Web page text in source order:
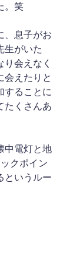
。笑
、息子がお
生がいた
り会えなく
会えたりと
することに
たくさんあ
中電灯と地
クポイン
というルー